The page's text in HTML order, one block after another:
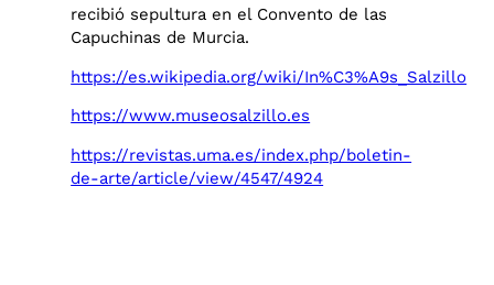
recibió sepultura en el Convento de las
Capuchinas de Murcia.
https://es.wikipedia.org/wiki/In%C3%A9s_Salzillo
https://www.museosalzillo.es
https://revistas.uma.es/index.php/boletin-
de-arte/article/view/4547/4924